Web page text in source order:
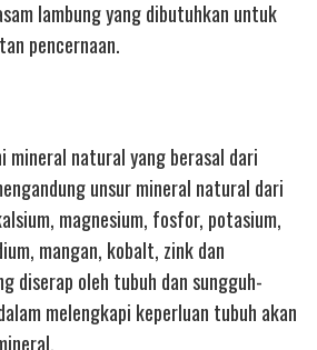
lambung yang dibutuhkan untuk
pencernaan.
mineral natural yang berasal dari
unsur mineral natural dari
magnesium, fosfor, potasium,
mangan, kobalt, zink dan
diserap oleh tubuh dan sungguh-
melengkapi keperluan tubuh akan